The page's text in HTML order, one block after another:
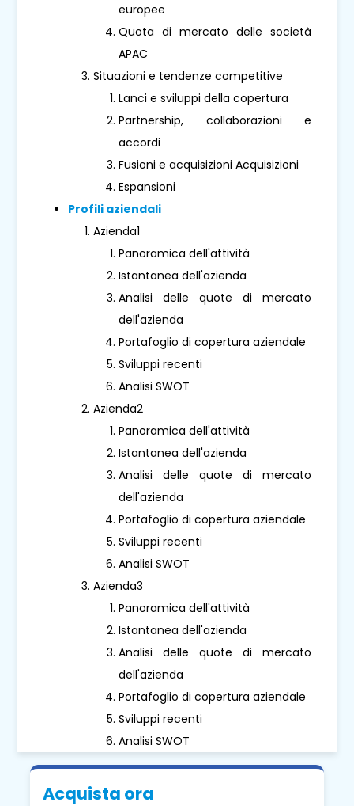
europee
Quota di mercato delle società
APAC
Situazioni e tendenze competitive
Lanci e sviluppi della copertura
Partnership, collaborazioni e
accordi
Fusioni e acquisizioni Acquisizioni
Espansioni
Profili aziendali
Azienda1
Panoramica dell'attività
Istantanea dell'azienda
Analisi delle quote di mercato
dell'azienda
Portafoglio di copertura aziendale
Sviluppi recenti
Analisi SWOT
Azienda2
Panoramica dell'attività
Istantanea dell'azienda
Analisi delle quote di mercato
dell'azienda
Portafoglio di copertura aziendale
Sviluppi recenti
Analisi SWOT
Azienda3
Panoramica dell'attività
Istantanea dell'azienda
Analisi delle quote di mercato
dell'azienda
Portafoglio di copertura aziendale
Sviluppi recenti
Analisi SWOT
Acquista ora